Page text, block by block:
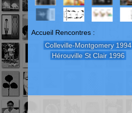
Accueil Rencontres :
Colleville-Montgomery 1994
Hérouville St Clair 1996